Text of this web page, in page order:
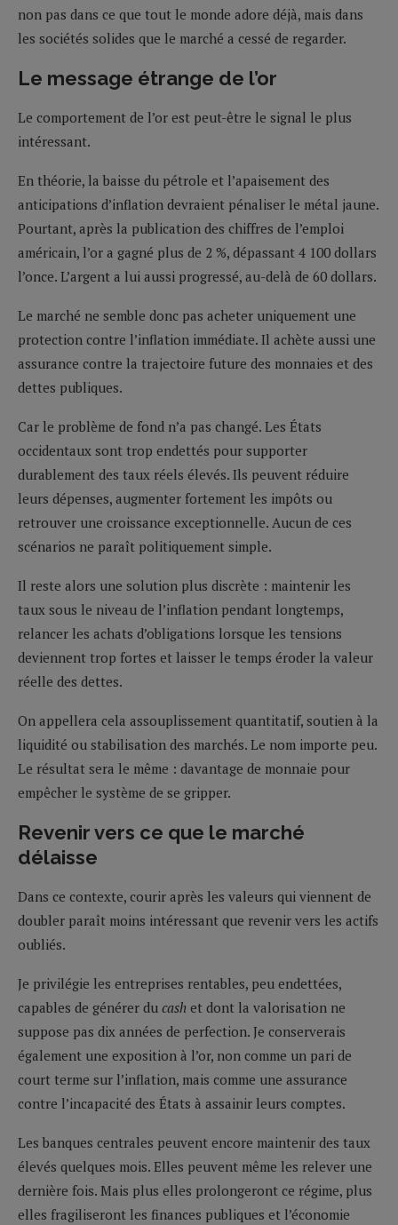
non pas dans ce que tout le monde adore déjà, mais dans
les sociétés solides que le marché a cessé de regarder.
Le message étrange de l’or
Le comportement de l’or est peut-être le signal le plus
intéressant.
En théorie, la baisse du pétrole et l’apaisement des
anticipations d’inflation devraient pénaliser le métal jaune.
Pourtant, après la publication des chiffres de l’emploi
américain, l’or a gagné plus de 2 %, dépassant 4 100 dollars
l’once. L’argent a lui aussi progressé, au-delà de 60 dollars.
Le marché ne semble donc pas acheter uniquement une
protection contre l’inflation immédiate. Il achète aussi une
assurance contre la trajectoire future des monnaies et des
dettes publiques.
Car le problème de fond n’a pas changé. Les États
occidentaux sont trop endettés pour supporter
durablement des taux réels élevés. Ils peuvent réduire
leurs dépenses, augmenter fortement les impôts ou
retrouver une croissance exceptionnelle. Aucun de ces
scénarios ne paraît politiquement simple.
Il reste alors une solution plus discrète : maintenir les
taux sous le niveau de l’inflation pendant longtemps,
relancer les achats d’obligations lorsque les tensions
deviennent trop fortes et laisser le temps éroder la valeur
réelle des dettes.
On appellera cela assouplissement quantitatif, soutien à la
liquidité ou stabilisation des marchés. Le nom importe peu.
Le résultat sera le même : davantage de monnaie pour
empêcher le système de se gripper.
Revenir vers ce que le marché
délaisse
Dans ce contexte, courir après les valeurs qui viennent de
doubler paraît moins intéressant que revenir vers les actifs
oubliés.
Je privilégie les entreprises rentables, peu endettées,
capables de générer du cash et dont la valorisation ne
suppose pas dix années de perfection. Je conserverais
également une exposition à l’or, non comme un pari de
court terme sur l’inflation, mais comme une assurance
contre l’incapacité des États à assainir leurs comptes.
Les banques centrales peuvent encore maintenir des taux
élevés quelques mois. Elles peuvent même les relever une
dernière fois. Mais plus elles prolongeront ce régime, plus
elles fragiliseront les finances publiques et l’économie